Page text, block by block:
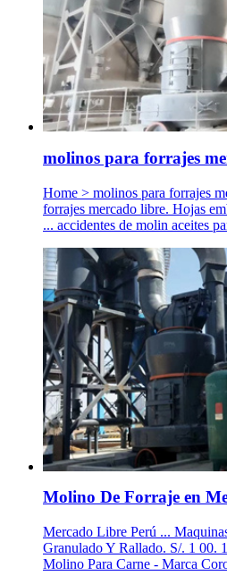
molinos para forrajes
Home > molinos para forrajes
forrajes mercado libre. Hojas
... accidentes de molin aceites
Molino De Forraje en
Mercado Libre Perú ...
Granulado Y Rallado. S/. 1 00.
Molino Para Carne - Marca